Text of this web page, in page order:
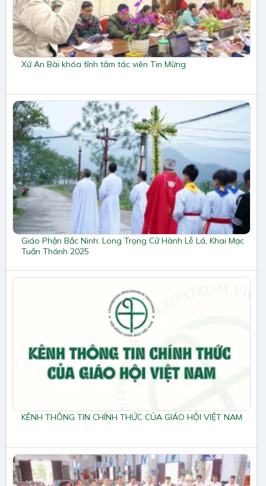
Xứ An Bài khóa tĩnh tâm tác viên Tin Mừng
Giáo Phận Bắc Ninh: Long Trọng Cử Hành Lễ Lá, Khai Mạc
Tuần Thánh 2025
KÊNH THÔNG TIN CHÍNH THỨC CỦA GIÁO HỘI VIỆT NAM